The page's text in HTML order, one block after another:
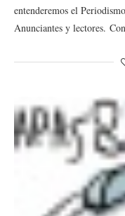
entenderemos el
Anunciantes y lectores.